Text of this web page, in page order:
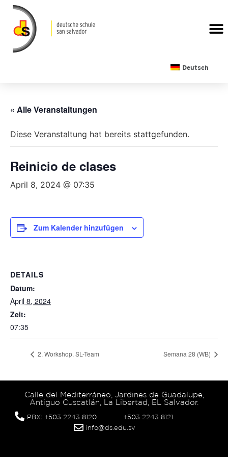
Deutsch
« Alle Veranstaltungen
Diese Veranstaltung hat bereits stattgefunden.
Reinicio de clases
April 8, 2024 @ 07:35
Zum Kalender hinzufügen
DETAILS
Datum:
April 8, 2024
Zeit:
07:35
2. Workshop. SL-Team Semana 28 (WB)
Calle del Mediterráneo, Jardines de Guadalupe,
Antiguo Cuscatlán, La Libertad, EL Salvador.
PBX: +503 2243 8120
+503 2243 8121
info@ds.edu.sv